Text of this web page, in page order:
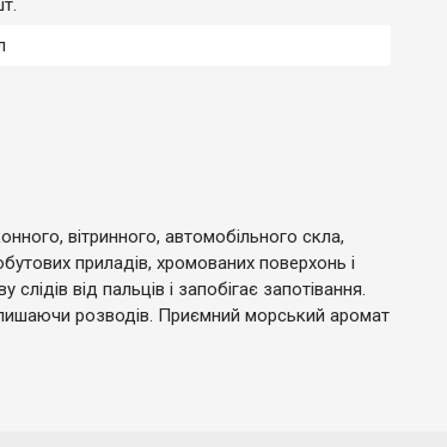
вітринного, автомобільного скла,
приладів, хромованих поверхонь і
від пальців і запобігає запотівання.
розводів. Приємний морський аромат